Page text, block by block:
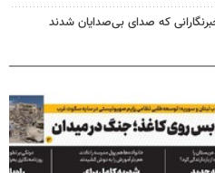
که صدای بی‌صدایان شدند